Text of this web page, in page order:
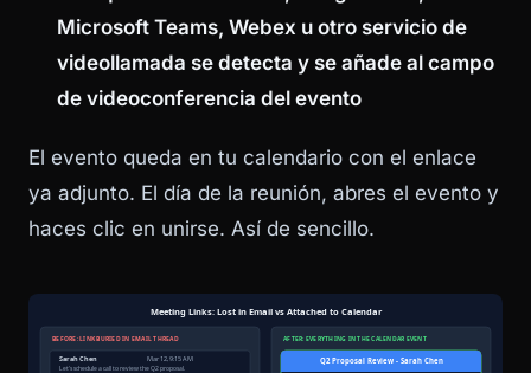
Microsoft Teams, Webex u otro servicio de
videollamada se detecta y se añade al campo
de videoconferencia del evento
El evento queda en tu calendario con el enlace
ya adjunto. El día de la reunión, abres el evento y
haces clic en unirse. Así de sencillo.